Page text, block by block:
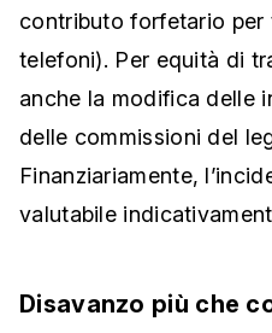
contributo forfetario
telefoni). Per equità di
anche la modifica delle
delle commissioni del
Finanziariamente,
valutabile
Disavanzo più che